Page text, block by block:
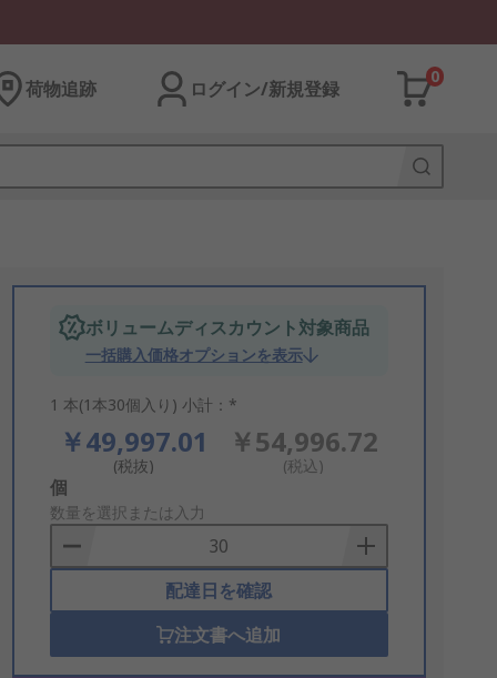
荷物追跡 ログイン/新規登録
0
ボリュームディスカウント対象商品
一括購入価格オプションを表示
1 本(1本30個入り) 小計：*
￥49,997.01
(税抜)
￥54,996.72
(税込)
Add
to
Basket
個
数量を選択または入力
配達日を確認
注文書へ追加